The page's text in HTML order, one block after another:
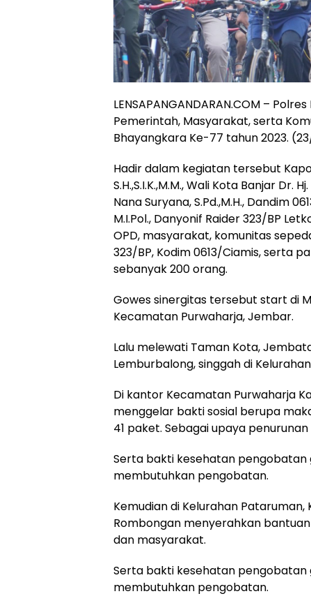
LENSAPANGANDARAN.COM –
Pemerintah, Masyarakat, serta
Bhayangkara Ke-77 tahun 2023.
Hadir dalam kegiatan tersebut
S.H.,S.I.K.,M.M., Wali Kota Banjar Dr.
Nana Suryana, S.Pd.,M.H., Dandim
M.I.Pol., Danyonif Raider 323/BP
OPD, masyarakat, komunitas
323/BP, Kodim 0613/Ciamis, serta
sebanyak 200 orang.
Gowes sinergitas tersebut start di
Kecamatan Purwaharja, Jembar.
Lalu melewati Taman Kota,
Lemburbalong, singgah di
Di kantor Kecamatan Purwaharja
menggelar bakti sosial berupa
41 paket. Sebagai upaya
Serta bakti kesehatan
membutuhkan pengobatan.
Kemudian di Kelurahan
Rombongan menyerahkan
dan masyarakat.
Serta bakti kesehatan
membutuhkan pengobatan.